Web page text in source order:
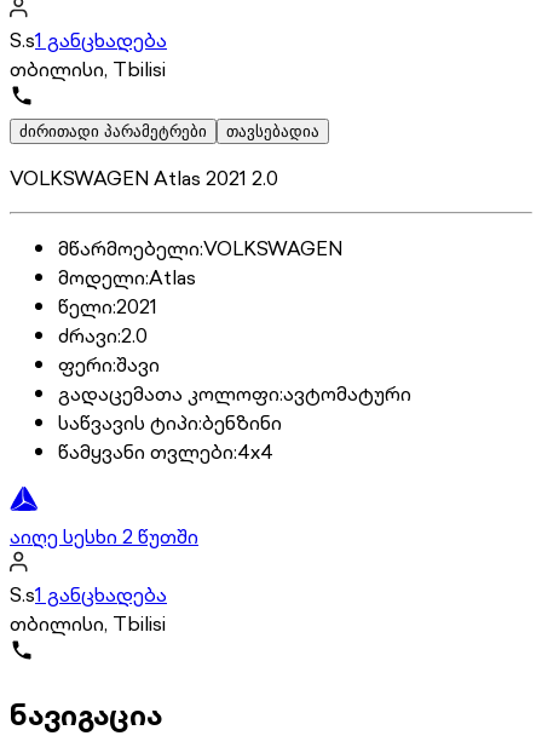
S.s1 განცხადება
თბილისი, Tbilisi
ძირითადი პარამეტრები თავსებადია
VOLKSWAGEN Atlas 2021 2.0
მწარმოებელი:VOLKSWAGEN
მოდელი:Atlas
წელი:2021
ძრავი:2.0
ფერი:შავი
გადაცემათა კოლოფი:ავტომატური
საწვავის ტიპი:ბენზინი
წამყვანი თვლები:4x4
აიღე სესხი 2 წუთში
S.s1 განცხადება
თბილისი, Tbilisi
ნავიგაცია